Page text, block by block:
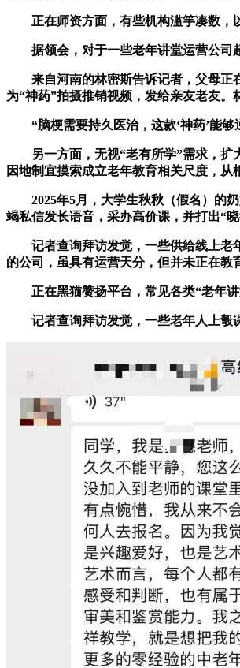
正在师资方面，有些机构滥竽凑数，以
据领会，对于一些老年讲堂运营公司超
来自河南的林密斯告诉记者，父母正在
为“神药”拍摄推销视频，发给亲友老友。
“脑梗需要持久医治，这款‘神药’能够
另一方面，无视“老有所学”需求，扩大
因地制宜摸索成立老年教育相关尺度，
2025年5月，大学生秋秋（假名）的奶
竭私信发长语音，采办高价课，并打出“
记者查询拜访发觉，一些供给线上老年
的公司，虽具有运营天分，但并未正在教
正在黑猫赞扬平台，常见各类“老年讲
记者查询拜访发觉，一些老年人上彀课